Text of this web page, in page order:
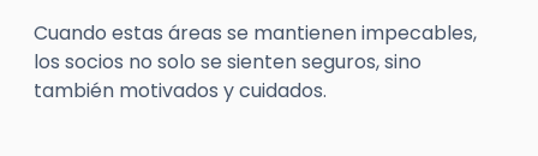
Cuando estas áreas se mantienen impecables,
los socios no solo se sienten seguros, sino
también motivados y cuidados.